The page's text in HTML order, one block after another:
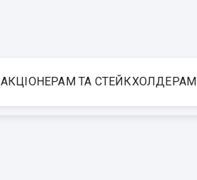
АКЦІОНЕРАМ ТА СТЕЙКХОЛДЕРАМ